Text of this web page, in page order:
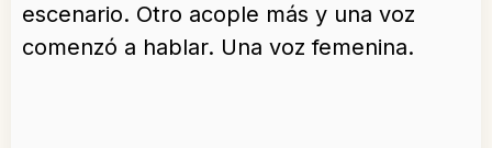
escenario. Otro acople más y una voz
comenzó a hablar. Una voz femenina.